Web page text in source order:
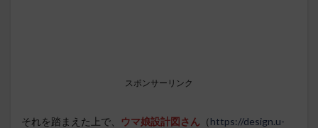
スポンサーリンク
それを踏まえた上で、 ウマ娘設計図さん （https://design.u-